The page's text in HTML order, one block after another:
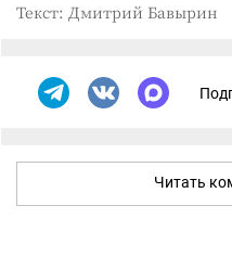
Текст: Дмитрий Бавырин
Читать